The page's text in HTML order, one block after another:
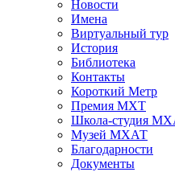
Новости
Имена
Виртуальный тур
История
Библиотека
Контакты
Короткий Метр
Премия МХТ
Школа-студия
Музей МХАТ
Благодарности
Документы